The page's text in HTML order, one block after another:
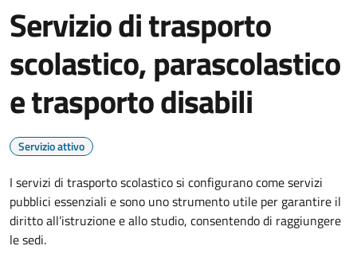
Servizio di trasporto
scolastico, parascolastico
e trasporto disabili
Servizio attivo
I servizi di trasporto scolastico si configurano come servizi
pubblici essenziali e sono uno strumento utile per garantire il
diritto all’istruzione e allo studio, consentendo di raggiungere
le sedi.